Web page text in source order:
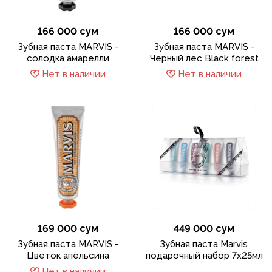
166 000 сум
Зубная паста MARVIS -
солодка амарелли
Нет в наличии
166 000 сум
Зубная паста MARVIS -
Черный лес Black forest
Нет в наличии
169 000 сум
Зубная паста MARVIS -
Цветок апельсина
449 000 сум
Зубная паста Marvis
подарочный набор 7x25мл